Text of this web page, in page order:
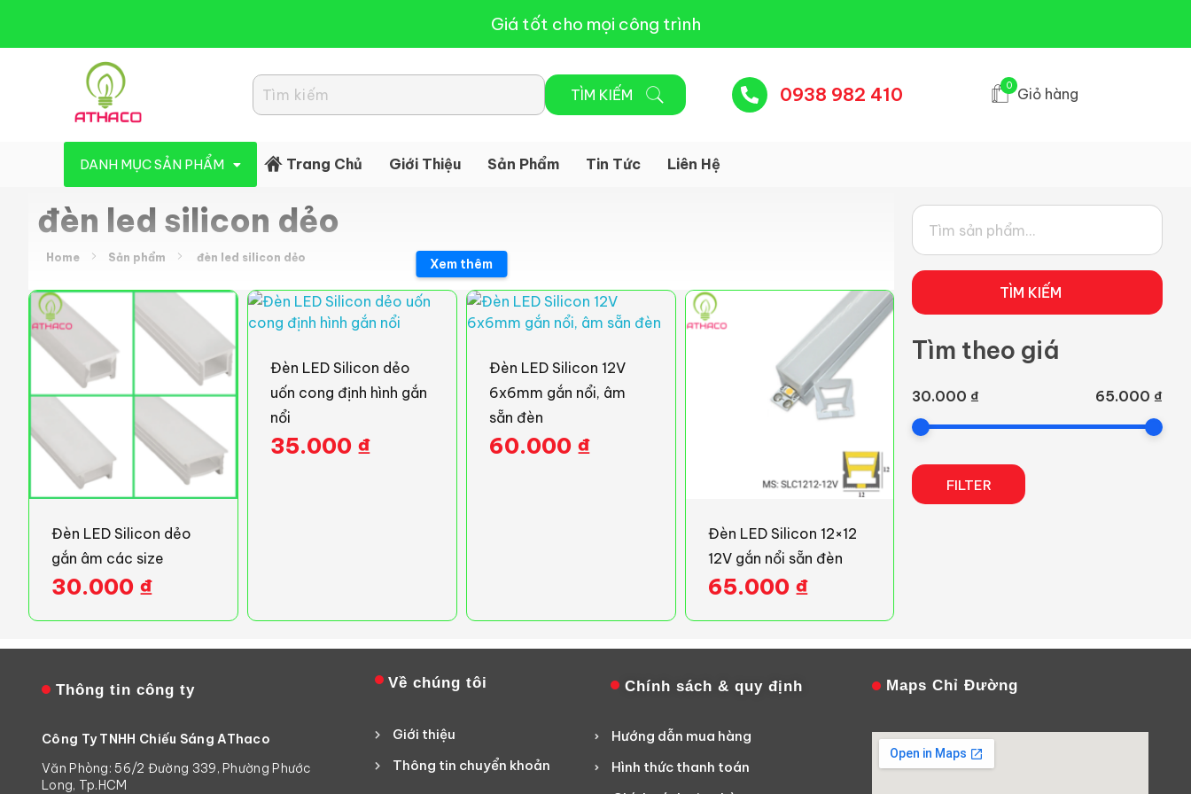
Giá tốt cho mọi công trình
Đèn Led Athaco
Đèn Led giá rẻ
0938 982 410 0 Giỏ hàng
DANH MỤC SẢN PHẨM Trang Chủ Giới Thiệu Sản Phẩm Tin Tức Liên Hệ
đèn led silicon dẻo
Home Sản phẩm đèn led silicon dẻo Xem thêm
Đèn LED Silicon dẻo
gắn âm các size
30.000 ₫
Đèn LED Silicon dẻo
uốn cong định hình gắn
nổi
35.000 ₫
Đèn LED Silicon 12V
6x6mm gắn nổi, âm
sẵn đèn
60.000 ₫
Đèn LED Silicon 12×12
12V gắn nổi sẵn đèn
65.000 ₫
TÌM KIẾM
Tìm theo giá
30.000 ₫ 65.000 ₫
FILTER
Thông tin công ty
Công Ty TNHH Chiếu Sáng AThaco
Văn Phòng: 56/2 Đường 339, Phường Phước
Long, Tp.HCM
Về chúng tôi
Giới thiệu
Thông tin chuyển khoản
Chính sách & quy định
Hướng dẫn mua hàng
Hình thức thanh toán
Maps Chỉ Đường